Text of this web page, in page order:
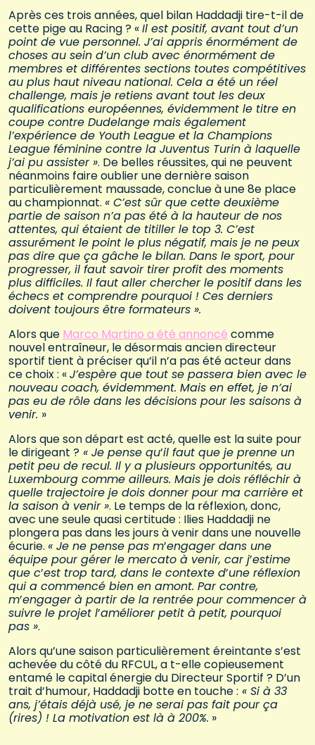
Après ces trois années, quel bilan Haddadji tire-t-il de
cette pige au Racing ? «Il est positif, avant tout d’un
point de vue personnel. J’ai appris énormément de
choses au sein d’un club avec énormément de
membres et différentes sections toutes compétitives
au plus haut niveau national. Cela a été un réel
challenge, mais je retiens avant tout les deux
qualifications européennes, évidemment le titre en
coupe contre Dudelange mais également
l’expérience de Youth League et la Champions
League féminine contre la Juventus Turin à laquelle
j’ai pu assister». De belles réussites, qui ne peuvent
néanmoins faire oublier une dernière saison
particulièrement maussade, conclue à une 8e place
au championnat. « C’est sûr que cette deuxième
partie de saison n’a pas été à la hauteur de nos
attentes, qui étaient de titiller le top 3. C’est
assurément le point le plus négatif, mais je ne peux
pas dire que ça gâche le bilan. Dans le sport, pour
progresser, il faut savoir tirer profit des moments
plus difficiles. Il faut aller chercher le positif dans les
échecs et comprendre pourquoi ! Ces derniers
doivent toujours être formateurs ».
Alors que Marco Martino a été annoncé comme
nouvel entraîneur, le désormais ancien directeur
sportif tient à préciser qu’il n’a pas été acteur dans
ce choix : «J’espère que tout se passera bien avec le
nouveau coach, évidemment. Mais en effet, je n’ai
pas eu de rôle dans les décisions pour les saisons à
venir. »
Alors que son départ est acté, quelle est la suite pour
le dirigeant ? « Je pense qu’il faut que je prenne un
petit peu de recul. Il y a plusieurs opportunités, au
Luxembourg comme ailleurs. Mais je dois réfléchir à
quelle trajectoire je dois donner pour ma carrière et
la saison à venir ». Le temps de la réflexion, donc,
avec une seule quasi certitude : Ilies Haddadji ne
plongera pas dans les jours à venir dans une nouvelle
écurie. « Je ne pense pas m’engager dans une
équipe pour gérer le mercato à venir, car j’estime
que c’est trop tard, dans le contexte d’une réflexion
qui a commencé bien en amont. Par contre,
m’engager à partir de la rentrée pour commencer à
suivre le projet l’améliorer petit à petit, pourquoi
pas ».
Alors qu’une saison particulièrement éreintante s’est
achevée du côté du RFCUL, a t-elle copieusement
entamé le capital énergie du Directeur Sportif ? D’un
trait d’humour, Haddadji botte en touche : « Si à 33
ans, j’étais déjà usé, je ne serai pas fait pour ça
(rires) ! La motivation est là à 200%. »